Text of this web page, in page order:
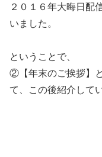
２０１６年大晦日配
いました。
ということで、
②【年末のご挨拶】
て、この後紹介して